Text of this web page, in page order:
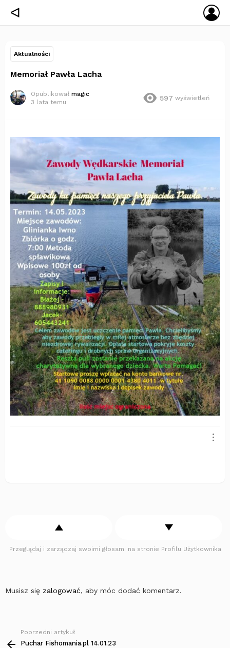
ᐊ
Aktualności
Memoriał Pawła Lacha
Opublikował magic
3 lata temu
597 wyświetleń
Przeglądaj i zarządzaj swoimi głosami na stronie Profilu Użytkownika
Musisz się zalogować, aby móc dodać komentarz.
Zobacz
więcej
Poprzedni artykuł
Puchar Fishomania.pl 14.01.23